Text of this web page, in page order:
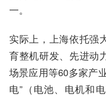
一。
实际上，上海依托强
育整机研发、先进动
场景应用等60多家产
电”（电池、电机和